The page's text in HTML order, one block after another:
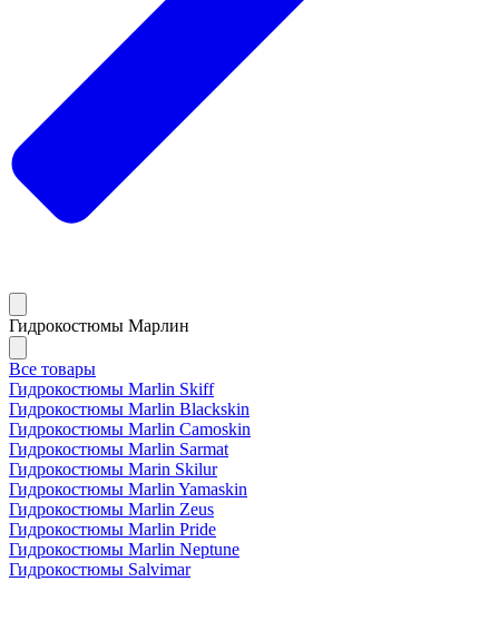
Гидрокостюмы Марлин
Все товары
Гидрокостюмы Marlin Skiff
Гидрокостюмы Marlin Blackskin
Гидрокостюмы Marlin Camoskin
Гидрокостюмы Marlin Sarmat
Гидрокостюмы Marin Skilur
Гидрокостюмы Marlin Yamaskin
Гидрокостюмы Marlin Zeus
Гидрокостюмы Marlin Pride
Гидрокостюмы Marlin Neptune
Гидрокостюмы Salvimar